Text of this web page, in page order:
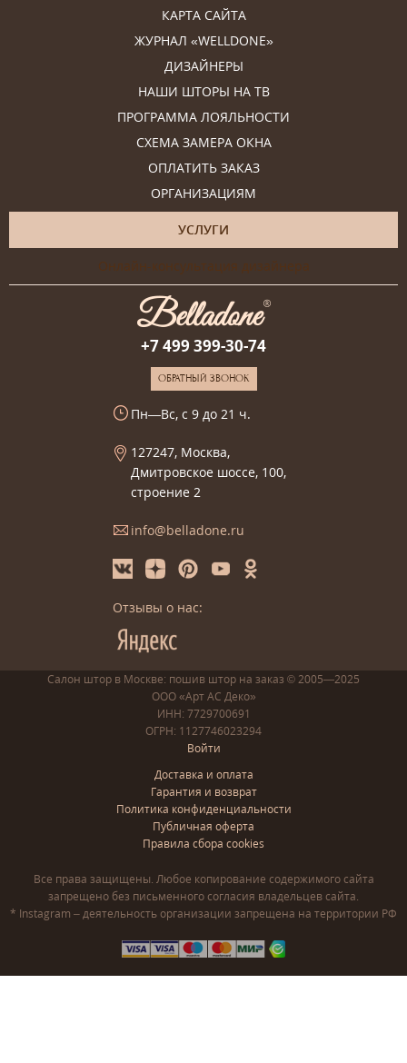
КАРТА САЙТА
ЖУРНАЛ «WELLDONE»
ДИЗАЙНЕРЫ
НАШИ ШТОРЫ НА ТВ
ПРОГРАММА ЛОЯЛЬНОСТИ
СХЕМА ЗАМЕРА ОКНА
ОПЛАТИТЬ ЗАКАЗ
ОРГАНИЗАЦИЯМ
УСЛУГИ
Онлайн-консультация дизайнера
+7 499 399-30-74
ОБРАТНЫЙ ЗВОНОК
Пн—Вс, с 9 до 21 ч.
127247, Москва,
Дмитровское шоссе, 100,
строение 2
info@belladone.ru
Отзывы о нас:
Салон штор в Москве: пошив штор на заказ © 2005—2025
ООО «Арт АС Деко»
ИНН: 7729700691
ОГРН: 1127746023294
Войти
Доставка и оплата
Гарантия и возврат
Политика конфиденциальности
Публичная оферта
Правила сбора cookies
Все права защищены. Любое копирование содержимого сайта
запрещено без письменного согласия владельцев сайта.
* Instagram – деятельность организации запрещена на территории РФ